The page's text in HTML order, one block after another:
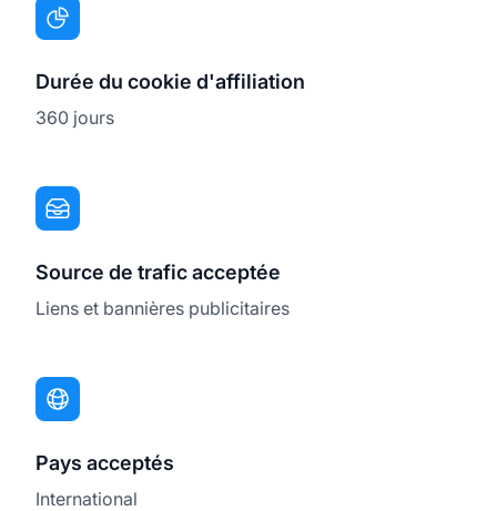
Durée du cookie d'affiliation
360 jours
Source de trafic acceptée
Liens et bannières publicitaires
Pays acceptés
International